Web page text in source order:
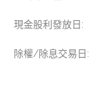
現金股利發放日:
除權/除息交易日: